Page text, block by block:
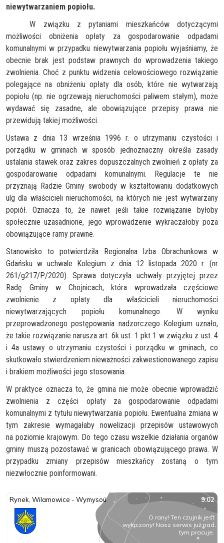
niewytwarzaniem popiołu.
W związku z pytaniami mieszkańców dotyczącymi
możliwości obniżenia opłaty za gospodarowanie odpadami
komunalnymi w przypadku niewytwarzania popiołu wyjaśniamy, że
obecnie brak jest podstaw prawnych do wprowadzenia takiego
zwolnienia. Choć z punktu widzenia celowościowego rozwiązanie
polegające na obniżeniu opłaty dla osób, które nie wytwarzają
popiołu (np. nie ogrzewają nieruchomości paliwem stałym), może
wydawać się zasadne, ale obowiązujące przepisy prawa nie
przewidują takiej możliwości.
Ustawa z dnia 13 września 1996 r. o utrzymaniu czystości i
porządku w gminach w sposób jednoznaczny określa zasady
ustalania stawek oraz zakres dopuszczalnych zwolnień z opłaty za
gospodarowanie odpadami komunalnymi. Regulacje te nie
przyznają Radzie Gminy swobody w kształtowaniu dodatkowych
ulg dla właścicieli nieruchomości, na których nie jest wytwarzany
popiół. Oznacza to, że nawet jeśli takie rozwiązanie byłoby
społecznie uzasadnione, jego wprowadzenie wykraczałoby poza
obowiązujące ramy prawne.
Stanowisko to potwierdziła Regionalna Izba Obrachunkowa w
Gdańsku w uchwale Kolegium z dnia 12 listopada 2020 r. (nr
261/g217/P/2020). Sprawa dotyczyła uchwały przyjętej przez
Radę Gminy w Chojnicach, która wprowadzała częściowe
zwolnienie z opłaty dla właścicieli nieruchomości
niewytwarzających popiołu komunalnego. W wyniku
przeprowadzonego postępowania nadzorczego Kolegium uznało,
że takie rozwiązanie narusza art. 6k ust. 1 pkt 1 w związku z ust. 4
i 4a ustawy o utrzymaniu czystości i porządku w gminach, co
skutkowało stwierdzeniem nieważności zakwestionowanego zapisu
i brakiem możliwości jego stosowania.
W praktyce oznacza to, że gmina nie może obecnie wprowadzić
zwolnienia z części opłaty za gospodarowanie odpadami
komunalnymi z tytułu niewytwarzania popiołu. Ewentualna zmiana w
tym zakresie wymagałaby nowelizacji przepisów ustawowych
na poziomie krajowym. Do tego czasu wszelkie działania organów
gminy muszą pozostawać w granicach obowiązującego prawa. W
przypadku zmiany przepisów mieszkańcy zostaną o tym
niezwłocznie poinformowani.